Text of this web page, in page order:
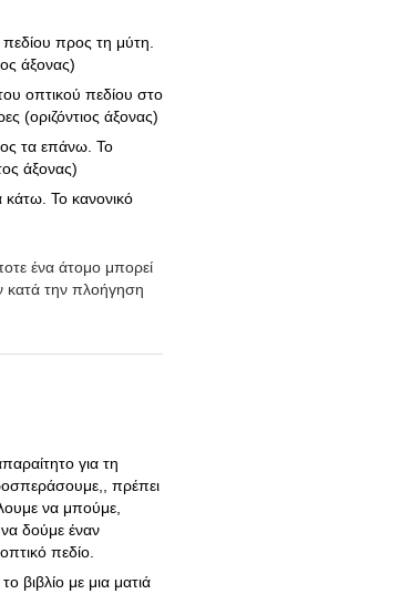
προς τη μύτη.
άξονας)
οπτικού πεδίου στο
(οριζόντιος άξονας)
τα επάνω. Το
άξονας)
κάτω. Το κανονικό
ένα άτομο μπορεί
κατά την πλοήγηση
για τη
πρέπει
να μπούμε,
δούμε έναν
πεδίο.
βιβλίο με μια ματιά